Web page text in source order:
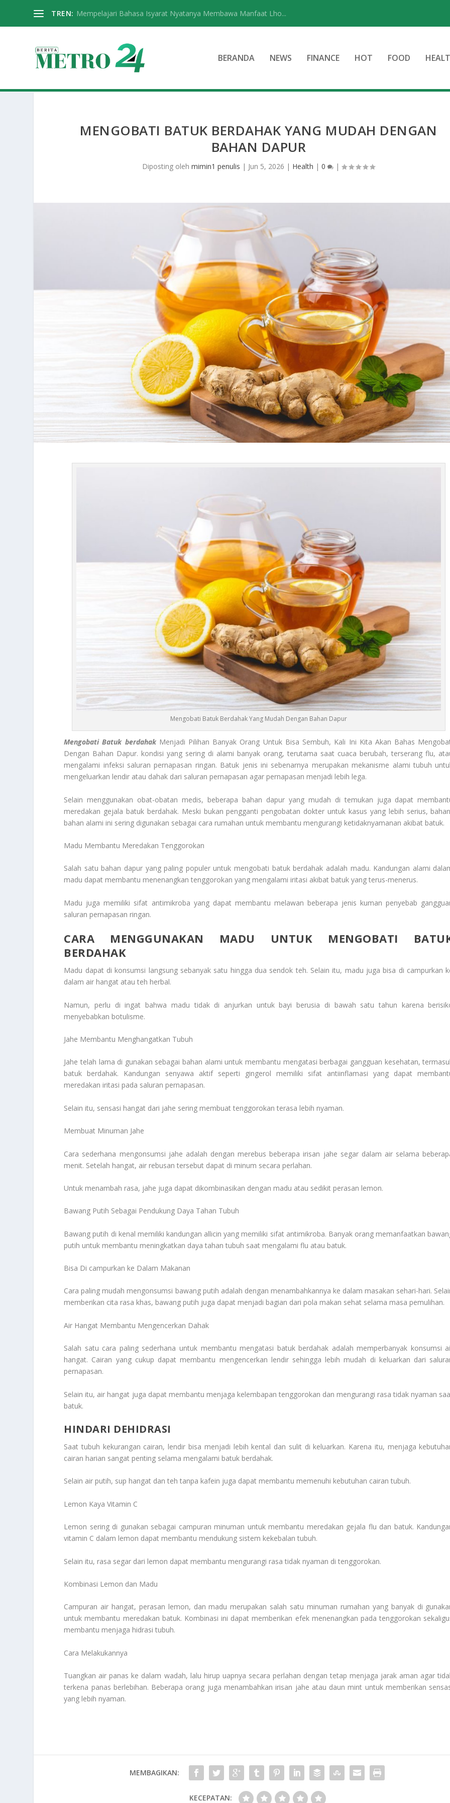
TREN: Mempelajari Bahasa Isyarat Nyatanya Membawa Manfaat Lho...
BERANDA NEWS FINANCE HOT FOOD
MENGOBATI BATUK BERDAHAK YANG MUDAH DENGAN
BAHAN DAPUR
Diposting olehmimin1 penulis | Jun 5, 2026 | Health |0 |
Mengobati Batuk Berdahak Yang Mudah Dengan Bahan Dapur
Mengobati Batuk berdahakMenjadi Pilihan Banyak Orang Untuk Bisa Sembuh, Kali Ini Kita Akan Bahas
Dengan Bahan Dapur. kondisi yang sering di alami banyak orang, terutama saat cuaca berubah, terserang flu,
mengalami infeksi saluran pernapasan ringan. Batuk jenis ini sebenarnya merupakan mekanisme alami tubuh
mengeluarkan lendir atau dahak dari saluran pernapasan agar pernapasan menjadi lebih lega.
Selain menggunakan obat-obatan medis, beberapa bahan dapur yang mudah di temukan juga dapat
meredakan gejala batuk berdahak. Meski bukan pengganti pengobatan dokter untuk kasus yang lebih serius,
bahan alami ini sering digunakan sebagai cara rumahan untuk membantu mengurangi ketidaknyamanan akibat batuk.
Madu Membantu Meredakan Tenggorokan
Salah satu bahan dapur yang paling populer untuk mengobati batuk berdahak adalah madu. Kandungan alami
madu dapat membantu menenangkan tenggorokan yang mengalami iritasi akibat batuk yang terus-menerus.
Madu juga memiliki sifat antimikroba yang dapat membantu melawan beberapa jenis kuman penyebab
saluran pernapasan ringan.
CARA MENGGUNAKAN MADU UNTUK MENGOBATI
BERDAHAK
Madu dapat di konsumsi langsung sebanyak satu hingga dua sendok teh. Selain itu, madu juga bisa di campurkan
dalam air hangat atau teh herbal.
Namun, perlu di ingat bahwa madu tidak di anjurkan untuk bayi berusia di bawah satu tahun karena
menyebabkan botulisme.
Jahe Membantu Menghangatkan Tubuh
Jahe telah lama di gunakan sebagai bahan alami untuk membantu mengatasi berbagai gangguan kesehatan,
batuk berdahak. Kandungan senyawa aktif seperti gingerol memiliki sifat antiinflamasi yang dapat
meredakan iritasi pada saluran pernapasan.
Selain itu, sensasi hangat dari jahe sering membuat tenggorokan terasa lebih nyaman.
Membuat Minuman Jahe
Cara sederhana mengonsumsi jahe adalah dengan merebus beberapa irisan jahe segar dalam air selama
menit. Setelah hangat, air rebusan tersebut dapat di minum secara perlahan.
Untuk menambah rasa, jahe juga dapat dikombinasikan dengan madu atau sedikit perasan lemon.
Bawang Putih Sebagai Pendukung Daya Tahan Tubuh
Bawang putih di kenal memiliki kandungan allicin yang memiliki sifat antimikroba. Banyak orang memanfaatkan
putih untuk membantu meningkatkan daya tahan tubuh saat mengalami flu atau batuk.
Bisa Di campurkan ke Dalam Makanan
Cara paling mudah mengonsumsi bawang putih adalah dengan menambahkannya ke dalam masakan sehari-hari.
memberikan cita rasa khas, bawang putih juga dapat menjadi bagian dari pola makan sehat selama masa pemulihan.
Air Hangat Membantu Mengencerkan Dahak
Salah satu cara paling sederhana untuk membantu mengatasi batuk berdahak adalah memperbanyak konsumsi
hangat. Cairan yang cukup dapat membantu mengencerkan lendir sehingga lebih mudah di keluarkan dari
pernapasan.
Selain itu, air hangat juga dapat membantu menjaga kelembapan tenggorokan dan mengurangi rasa tidak nyaman
batuk.
HINDARI DEHIDRASI
Saat tubuh kekurangan cairan, lendir bisa menjadi lebih kental dan sulit di keluarkan. Karena itu, menjaga
cairan harian sangat penting selama mengalami batuk berdahak.
Selain air putih, sup hangat dan teh tanpa kafein juga dapat membantu memenuhi kebutuhan cairan tubuh.
Lemon Kaya Vitamin C
Lemon sering di gunakan sebagai campuran minuman untuk membantu meredakan gejala flu dan batuk.
vitamin C dalam lemon dapat membantu mendukung sistem kekebalan tubuh.
Selain itu, rasa segar dari lemon dapat membantu mengurangi rasa tidak nyaman di tenggorokan.
Kombinasi Lemon dan Madu
Campuran air hangat, perasan lemon, dan madu merupakan salah satu minuman rumahan yang banyak di
untuk membantu meredakan batuk. Kombinasi ini dapat memberikan efek menenangkan pada tenggorokan
membantu menjaga hidrasi tubuh.
Cara Melakukannya
Tuangkan air panas ke dalam wadah, lalu hirup uapnya secara perlahan dengan tetap menjaga jarak aman agar
terkena panas berlebihan. Beberapa orang juga menambahkan irisan jahe atau daun mint untuk memberikan
yang lebih nyaman.
MEMBAGIKAN:
KECEPATAN: